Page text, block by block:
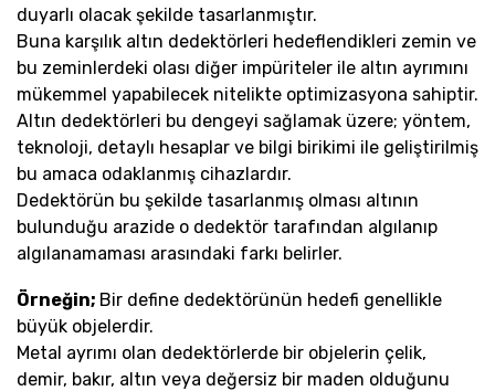
duyarlı olacak şekilde tasarlanmıştır.
Buna karşılık altın dedektörleri hedeflendikleri zemin ve
bu zeminlerdeki olası diğer impüriteler ile altın ayrımını
mükemmel yapabilecek nitelikte optimizasyona sahiptir.
Altın dedektörleri bu dengeyi sağlamak üzere; yöntem,
teknoloji, detaylı hesaplar ve bilgi birikimi ile geliştirilmiş
bu amaca odaklanmış cihazlardır.
Dedektörün bu şekilde tasarlanmış olması altının
bulunduğu arazide o dedektör tarafından algılanıp
algılanamaması arasındaki farkı belirler.
Örneğin; Bir define dedektörünün hedefi genellikle
büyük objelerdir.
Metal ayrımı olan dedektörlerde bir objelerin çelik,
demir, bakır, altın veya değersiz bir maden olduğunu